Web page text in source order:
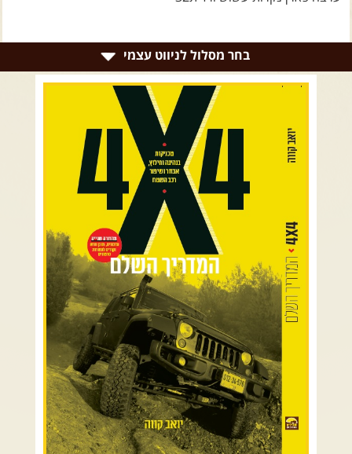
צרו קשר עם שבילים
בחר מסלול לניווט עצמי
רמת הגולן וגליל עליון
כרמל ורמות מנשה
בקעת הירדן והשומרון
השרון ומישור החוף
הרי ירושלים והשפלה
מדבר יהודה וים המלח
צפון ומערב הנגב
הר הנגב והערבה
רכב שטח רך רכב שטח קשוח